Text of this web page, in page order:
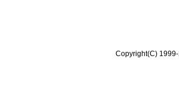
Copyright(C)